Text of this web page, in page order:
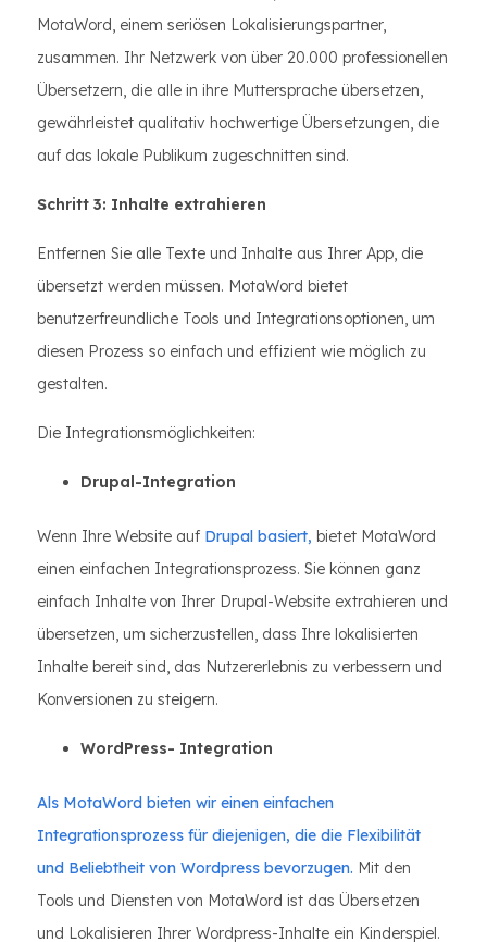
MotaWord, einem seriösen Lokalisierungspartner,
zusammen. Ihr Netzwerk von über 20.000 professionellen
Übersetzern, die alle in ihre Muttersprache übersetzen,
gewährleistet qualitativ hochwertige Übersetzungen, die
auf das lokale Publikum zugeschnitten sind.
Schritt 3: Inhalte extrahieren
Entfernen Sie alle Texte und Inhalte aus Ihrer App, die
übersetzt werden müssen. MotaWord bietet
benutzerfreundliche Tools und Integrationsoptionen, um
diesen Prozess so einfach und effizient wie möglich zu
gestalten.
Die Integrationsmöglichkeiten:
Drupal-Integration
Wenn Ihre Website auf Drupal basiert, bietet MotaWord
einen einfachen Integrationsprozess. Sie können ganz
einfach Inhalte von Ihrer Drupal-Website extrahieren und
übersetzen, um sicherzustellen, dass Ihre lokalisierten
Inhalte bereit sind, das Nutzererlebnis zu verbessern und
Konversionen zu steigern.
WordPress- Integration
Als MotaWord bieten wir einen einfachen
Integrationsprozess für diejenigen, die die Flexibilität
und Beliebtheit von Wordpress bevorzugen. Mit den
Tools und Diensten von MotaWord ist das Übersetzen
und Lokalisieren Ihrer Wordpress-Inhalte ein Kinderspiel.